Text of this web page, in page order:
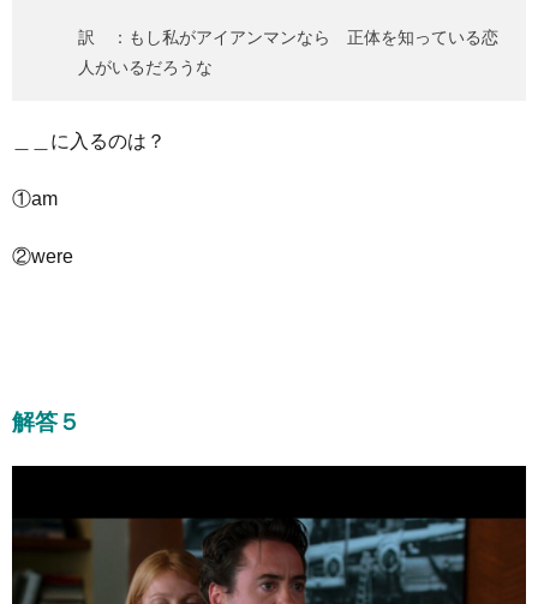
訳 ：もし私がアイアンマンなら 正体を知っている恋
人がいるだろうな
＿＿に入るのは？
①am
②were
解答５